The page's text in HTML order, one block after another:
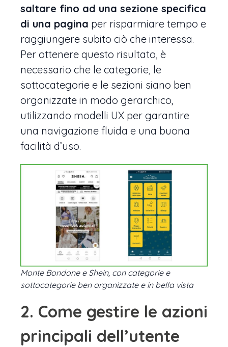
saltare fino ad una sezione specifica
di una pagina per risparmiare tempo e
raggiungere subito ciò che interessa.
Per ottenere questo risultato, è
necessario che le categorie, le
sottocategorie e le sezioni siano ben
organizzate in modo gerarchico,
utilizzando modelli UX per garantire
una navigazione fluida e una buona
facilità d’uso.
Monte Bondone e Shein, con categorie e
sottocategorie ben organizzate e in bella vista
2. Come gestire le azioni
principali dell’utente